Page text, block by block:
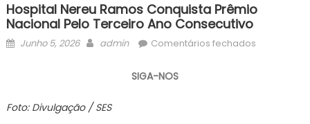
Hospital Nereu Ramos Conquista Prêmio
Nacional Pelo Terceiro Ano Consecutivo
Posted
Junho 5, 2026 Author
admin Comentários fechadosem
SIGA-NOS
Foto: Divulgação / SES